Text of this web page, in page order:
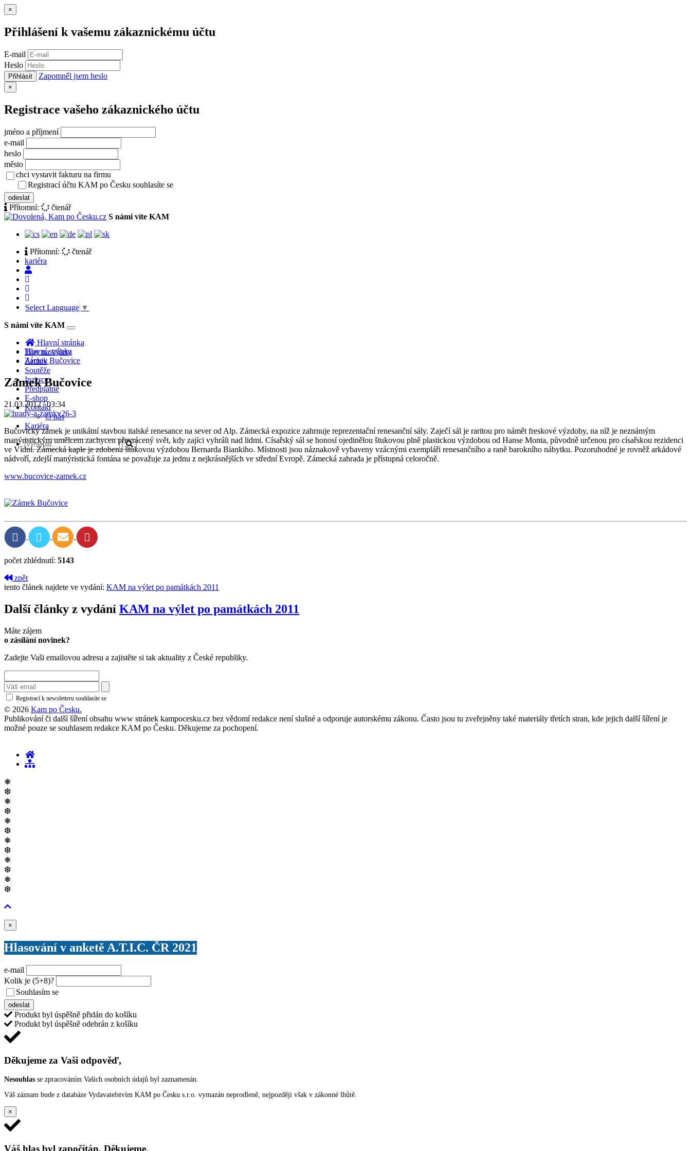
×
Přihlášení k vašemu zákaznickému účtu
E-mail
Heslo
Přihlásit Zapomněl jsem heslo
×
Registrace vašeho zákaznického účtu
jméno a příjmení
e-mail
heslo
město
chci vystavit fakturu na firmu
Registrací účtu KAM po Česku souhlasíte se
odeslat
Přítomní:
čtenář
S námi víte KAM
Přítomní:
čtenář
kariéra
Select Language ▼
S námi víte KAM
Toggle
navigation
Hlavní stránka
Tipy na výlety
Archiv
Soutěže
Inzerce
Předplatné
E-shop
Kontakt
O nás
Kariéra
Hlavní stránka
Zámek Bučovice
Zámek Bučovice
21.03.2012 | 03:34
Bučovický zámek je unikátní stavbou italské renesance na sever od Alp. Zámecká expozice zahrnuje reprezentační renesanční sály. Zaječí sál je raritou pro námět freskové výzdoby, na níž je neznámým
manýristickým umělcem zachycen převrácený svět, kdy zajíci vyhráli nad lidmi. Císařský sál se honosí ojedinělou štukovou plně plastickou výzdobou od Hanse Monta, původně určenou pro císařskou rezidenci
ve Vídni. Zámecká kaple je zdobena štukovou výzdobou Bernarda Biankiho. Místnosti jsou náznakově vybaveny vzácnými exempláři renesančního a raně barokního nábytku. Pozoruhodné je rovněž arkádové
nádvoří, zdejší manýristická fontána se považuje za jednu z nejkrásnějších ve střední Evropě. Zámecká zahrada je přístupná celoročně.
www.bucovice-zamek.cz
počet zhlédnutí: 5143
zpět
tento článek najdete ve vydání: KAM na výlet po památkách 2011
Další články z vydání KAM na výlet po památkách 2011
Máte zájem
o zásílání novinek?
Zadejte Vaši emailovou adresu a zajistěte si tak aktuality z České republiky.
Registrací k newsletteru souhlasíte se
© 2026 Kam po Česku.
Publikování či další šíření obsahu www stránek kampocesku.cz bez vědomí redakce není slušné a odporuje autorskému zákonu. Často jsou tu zveřejněny také materiály třetích stran, kde jejich další šíření je
možné pouze se souhlasem redakce KAM po Česku. Děkujeme za pochopení.
❅
❆
❅
❆
❅
❆
❅
❆
❅
❆
❅
❆
×
Hlasování v anketě A.T.I.C. ČR 2021
e-mail
Kolik je (5+8)?
Souhlasím se
odeslat
Produkt byl úspěšně přidán do košíku
Produkt byl úspěšně odebrán z košíku
Děkujeme za Vaši odpověď,
Nesouhlas se zpracováním Vašich osobních údajů byl zaznamenán.
Váš záznam bude z databáze Vydavatelstvím KAM po Česku s.r.o. vymazán neprodleně, nejpozději však v zákonné lhůtě.
×
Váš hlas byl započítán. Děkujeme.